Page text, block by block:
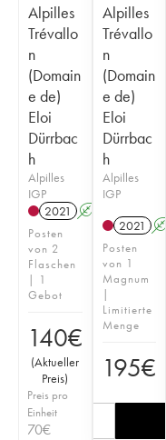
Alpilles
Trévallo
n
(Domain
e de)
Eloi
Dürrbac
h
Alpilles
IGP
2021
A
Posten
von 2
Flaschen
| 1
Gebot
140€
(Aktueller
Preis)
Preis pro
Einheit
70€
Alpilles
Trévallo
n
(Domain
e de)
Eloi
Dürrbac
h
Alpilles
IGP
2021 A
Posten
von 1
Magnum
|
Limitierte
Menge
195€